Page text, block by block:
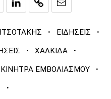
· ΕΙΔΗΣΕΙΣ ·
· ΧΑΛΚΙΔΑ ·
ΚΙΝΗΤΡΑ ΕΜΒΟΛΙΑΣΜΟΥ ·
·